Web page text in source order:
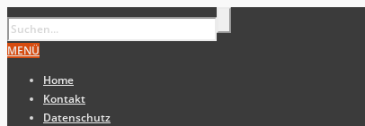
MENÜ
Home
Kontakt
Datenschutz